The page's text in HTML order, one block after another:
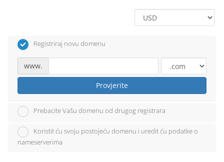
Registriraj novu domenu
www.
Provjerite
Prebacite Vašu domenu od drugog registrara
Koristit ću svoju postojeću domenu i uredit ću podatke o
nameserverima